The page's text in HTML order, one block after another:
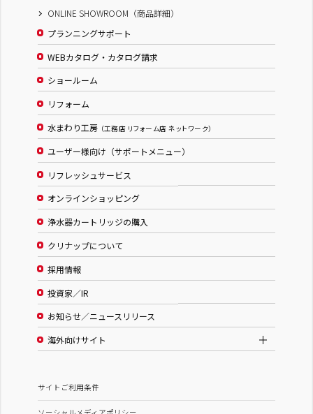
ONLINE SHOWROOM（商品詳細）
プランニングサポート
WEBカタログ・カタログ請求
ショールーム
リフォーム
水まわり工房 （工務店 リフォーム店 ネットワーク）
ユーザー様向け（サポートメニュー）
リフレッシュサービス
オンラインショッピング
浄水器カートリッジの購入
クリナップについて
採用情報
投資家／IR
お知らせ／ニュースリリース
海外向けサイト
サイトご利用条件